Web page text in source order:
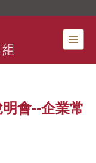
明會--企業常